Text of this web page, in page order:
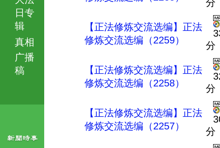
日专
辑
真相
广播
稿
分
【正法修炼交流选编】正法
修炼交流选编（2259）
分
【正法修炼交流选编】正法
修炼交流选编（2258）
分
【正法修炼交流选编】正法
修炼交流选编（2257）
分